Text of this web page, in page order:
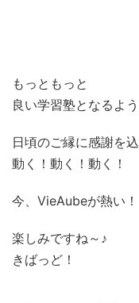
もっともっと
良い学習塾となるよう
日頃のご縁に感謝を
動く！動く！動く！
今、VieAubeが熱い！
楽しみですね～♪
きばっど！